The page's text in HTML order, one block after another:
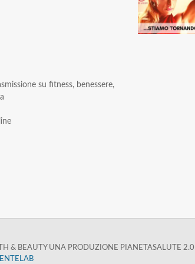
su fitness, benessere,
& BEAUTY UNA PRODUZIONE PIANETASALUTE 2.0 |